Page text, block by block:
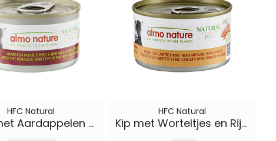
HFC Natural
Rund met Aardappelen en Erwten
HFC Natural
Kip met Worteltjes en Rijst